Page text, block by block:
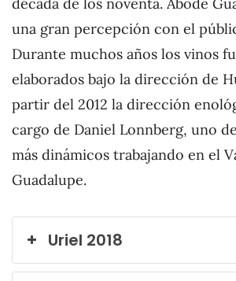
década de los noventa. Abode
una gran percepción con el
Durante muchos años los vinos
elaborados bajo la dirección de
partir del 2012 la dirección
cargo de Daniel Lonnberg, uno
más dinámicos trabajando en el
Guadalupe.
Uriel 2018